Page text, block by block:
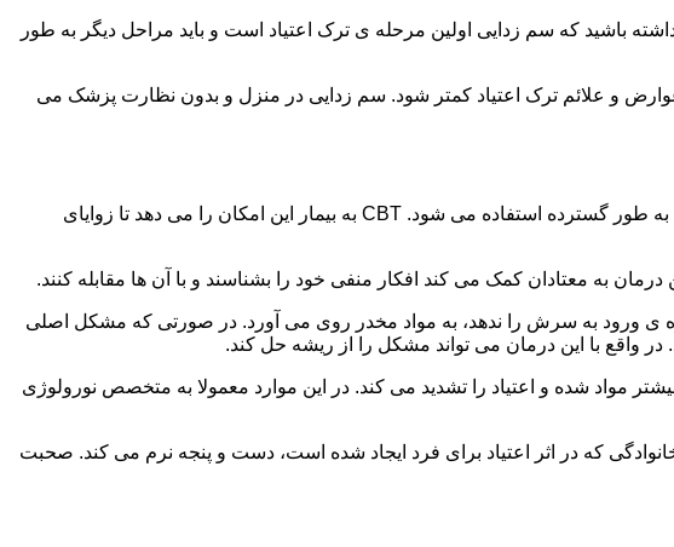
جان سالم به در نمی برند. همچنین به یاد داشته باشید که سم زدایی اولین مرحله ی ترک اعتیاد است و باید مراحل دیگر به طور
و علائم ترک اعتیاد کمتر شود. سم زدایی در منزل و بدون نظارت پزشک می
در این درمان به مصرف کننده اجازه داده می شود با مشکلات و درگیری های ذهنی خود روبه رو شود. امروزه از این درمان به طور گسترده استفاده می شود. CBT به بیمار این امکان را می دهد تا زوایای
به معتادان کمک می کند افکار منفی خود را بشناسند و با آن ها مقابله کنند.
ی ورود به سرش را ندهد، به مواد مخدر روی می آورد. در صورتی که مشکل اصلی
واقع با این درمان می تواند مشکل را از ریشه حل کند.
مواد شده و اعتیاد را تشدید می کند. در این موارد معمولا به متخصص نورولوژی
که در اثر اعتیاد برای فرد ایجاد شده است، دست و پنجه نرم می کند. صحبت